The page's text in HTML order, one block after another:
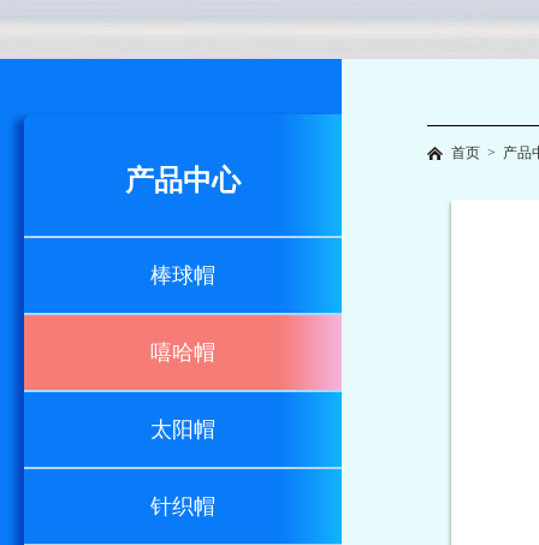
产品中心
棒球帽
嘻哈帽
太阳帽
针织帽
首页 > 产品